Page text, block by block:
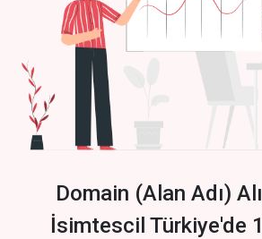
Domain (Alan Adı)
İsimtescil Türkiye'de